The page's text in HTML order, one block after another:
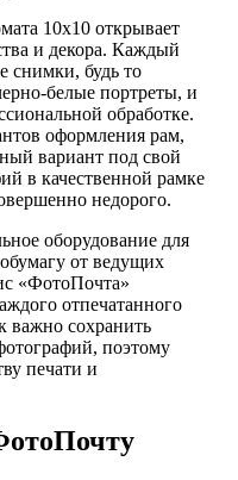
10х10 открывает
и декора. Каждый
снимки, будь то
белые портреты, и
обработке.
оформления рам,
вариант под свой
в качественной рамке
недорого.
оборудование для
от ведущих
«ФотоПочта»
отпечатанного
важно сохранить
поэтому
печати и